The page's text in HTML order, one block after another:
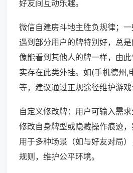
好友间互动乐趣。
微信自建房斗地主胜负规律；
遇到部分用户的牌特别好，总
像能看到其他人的牌一样，由
实存在此类外挂。如(手机德州,
等，建议通过正规途径维护游戏
自定义修改牌：用户可输入需求
修改自身牌型或隐藏操作痕迹
用于多种场景（如与好友对局
规则，维护公平环境。